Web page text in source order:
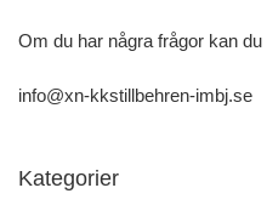
Om du har några frågor kan
info@xn-kkstillbehren-imbj.se
Kategorier